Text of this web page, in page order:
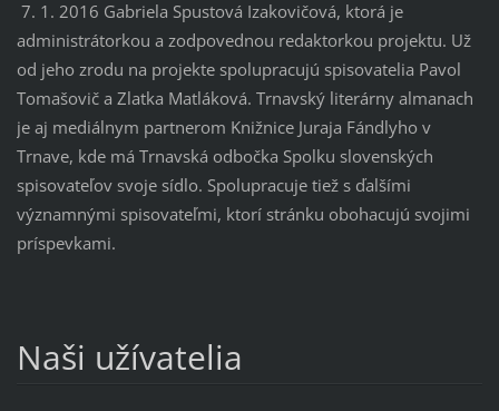
7. 1. 2016 Gabriela Spustová Izakovičová, ktorá je
administrátorkou a zodpovednou redaktorkou projektu. Už
od jeho zrodu na projekte spolupracujú spisovatelia Pavol
Tomašovič a Zlatka Matláková. Trnavský literárny almanach
je aj mediálnym partnerom Knižnice Juraja Fándlyho v
Trnave, kde má Trnavská odbočka Spolku slovenských
spisovateľov svoje sídlo. Spolupracuje tiež s ďalšími
významnými spisovateľmi, ktorí stránku obohacujú svojimi
príspevkami.
Naši užívatelia